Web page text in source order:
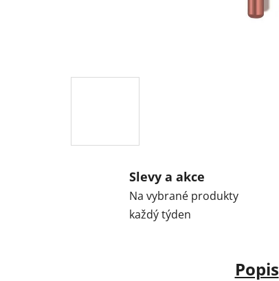
Slevy a akce
Na vybrané produkty
každý týden
Popis